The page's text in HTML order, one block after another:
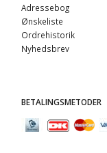
Adressebog
Ønskeliste
Ordrehistorik
Nyhedsbrev
BETALINGSMETODER